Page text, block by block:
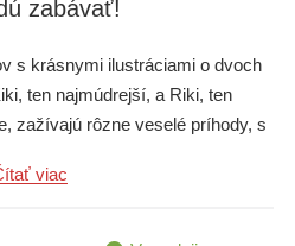
zabávať!
s krásnymi ilustráciami o dvoch
ten najmúdrejší, a Riki, ten
zažívajú rôzne veselé príhody, s
ktoré zablatili celú farmu, aj
viac